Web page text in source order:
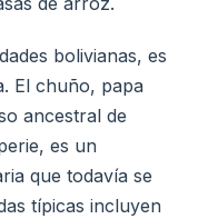
bolivianas, es
El chuño, papa
ancestral de
es un
que todavía se
típicas incluyen